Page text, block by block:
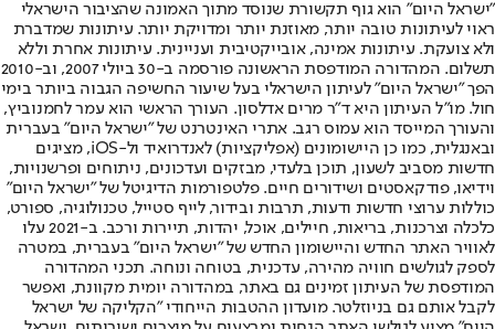
"ישראל היום" הוא גוף תקשורת שנוסד מתוך האמונה שהציבור הישראלי
ראוי לעיתונות טובה יותר, מאוזנת יותר ומדויקת יותר. עיתונות שמדברת
ולא צועקת. עיתונות אמינה, אובייקטיבית ועניינית. עיתונות אחרת וללא
תשלום. המהדורה המודפסת הראשונה פורסמה ב-30 ביולי 2007, וב-2010
הפך "ישראל היום" לעיתון הישראלי בעל שיעור החשיפה הגבוה ביותר בימי
חול. מו"ל העיתון היא ד"ר מרים אדלסון. העורך הראשי הוא עמר לחמנוביץ,
והעורך המייסד הוא עמוס רגב. אתרי האינטרנט של "ישראל היום" בעברית
ובאנגלית, כמו כן היישומונים (אפליקציות) לאנדרואיד ול-iOS, מציגים
חדשות מסביב לשעון, תוכן בלעדי, מבזקים ועדכונים, ניתוחים ופרשנויות,
וידיאו, פודקאסטים ושידורים חיים. פלטפורמות הדיגיטל של "ישראל היום"
כוללות ערוצי חדשות ודעות, תרבות ובידור, לייף סטייל, טכנולוגיה, ספורט,
כלכלה וצרכנות, בריאות, חיילים, אוכל, יהדות, תיירות ורכב. ב-2021 עלו
לאוויר האתר החדש והיישומון החדש של "ישראל היום" בעברית, במטרה
לספק לגולשים חוויה מהירה, עדכנית, בטוחה ונוחה. תכני המהדורה
המודפסת של העיתון זמינים גם באתר, במהדורה יומית מקוונת, ואפשר
לקבל אותם גם בניוזלטר. מועדון ההטבות הייחודי "הקליקה של ישראל